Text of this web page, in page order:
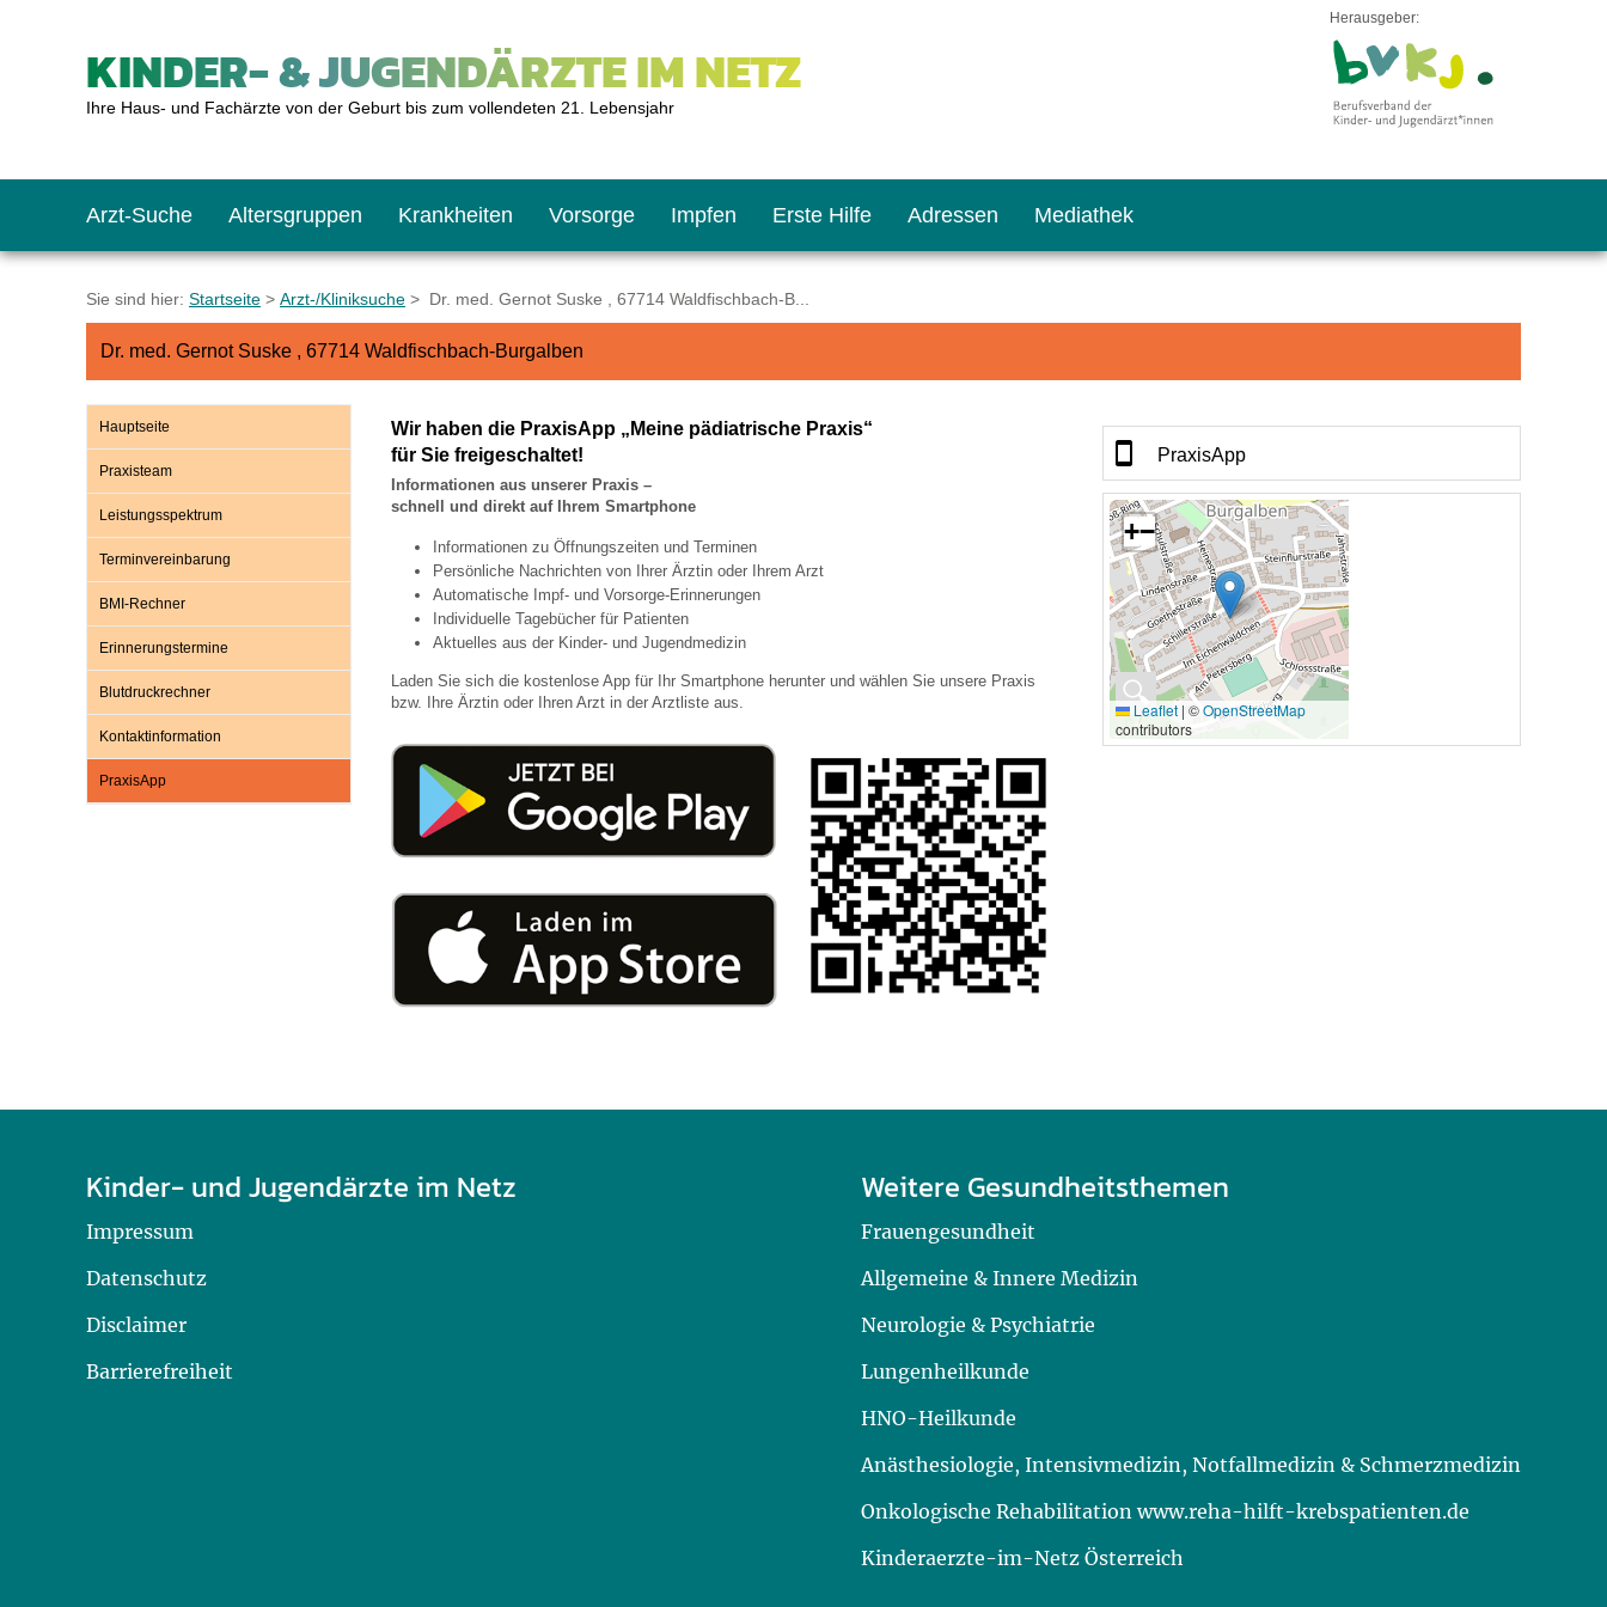
KINDER- & JUGENDÄRZTE IM NETZ
Ihre Haus- und Fachärzte von der Geburt bis zum vollendeten 21. Lebensjahr
Herausgeber:
Arzt-Suche Altersgruppen
Das erste Jahr
Schulkinder
Krankheiten Vorsorge
Baby: U1 bis U6
Schulkind: U10 bis U11
Impfen
Impfkalender
Was muss man beachten?
Impfsicherheit
Häufige Fragen
Recht auf Impfung
Vorsorge- und Impferinnerung
Erste Hilfe
Notrufnummern
Hausapotheke
Notdienste
Adressen
Notdienste
Gesundheitsämter
Mediathek
BMI-Rechner
Blutdruckrechner
Empfehlungen zum Bildschirmmediengebrauch
Hörlexikon
Material zu den Vorsorgen
Entwicklungskalender
Broschüren und Informationsflyer
Familienzeit gesund gestalten
Sie sind hier: Startseite > Arzt-/Kliniksuche > Dr. med. Gernot Suske , 67714 Waldfischbach-B...
Dr. med. Gernot Suske , 67714 Waldfischbach-Burgalben
Hauptseite
Praxisteam
Leistungsspektrum
Terminvereinbarung
BMI-Rechner
Erinnerungstermine
Blutdruckrechner
Kontaktinformation
PraxisApp
Wir haben die PraxisApp „Meine pädiatrische Praxis“
für Sie freigeschaltet!
Informationen aus unserer Praxis –
schnell und direkt auf Ihrem Smartphone
Informationen zu Öffnungszeiten und Terminen
Persönliche Nachrichten von Ihrer Ärztin oder Ihrem Arzt
Automatische Impf- und Vorsorge-Erinnerungen
Individuelle Tagebücher für Patienten
Aktuelles aus der Kinder- und Jugendmedizin
Laden Sie sich die kostenlose App für Ihr Smartphone herunter und wählen Sie unsere Praxis
bzw. Ihre Ärztin oder Ihren Arzt in der Arztliste aus.
PraxisApp
🔍
+−
Leaflet | ©OpenStreetMap
contributors
Kinder- und Jugendärzte im Netz
Impressum
Datenschutz
Disclaimer
Barrierefreiheit
Weitere Gesundheitsthemen
Frauengesundheit
Allgemeine & Innere Medizin
Neurologie & Psychiatrie
Lungenheilkunde
HNO-Heilkunde
Anästhesiologie, Intensivmedizin, Notfallmedizin & Schmerzmedizin
Onkologische Rehabilitation www.reha-hilft-krebspatienten.de
Kinderaerzte-im-Netz Österreich